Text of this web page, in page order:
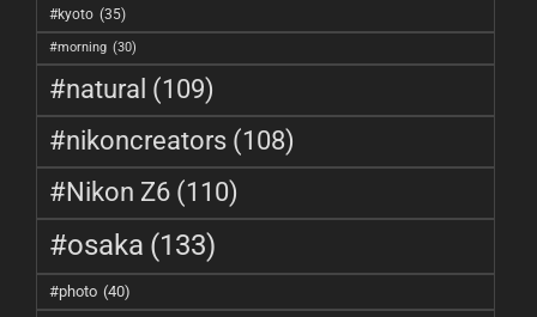
#kyoto (35)
#morning (30)
#natural (109)
#nikoncreators (108)
#Nikon Z6 (110)
#osaka (133)
#photo (40)